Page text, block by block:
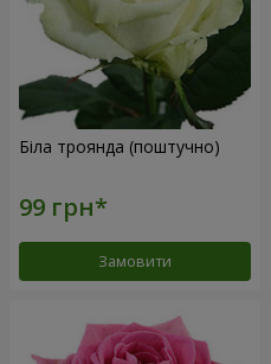
Біла троянда (поштучно)
Замовити